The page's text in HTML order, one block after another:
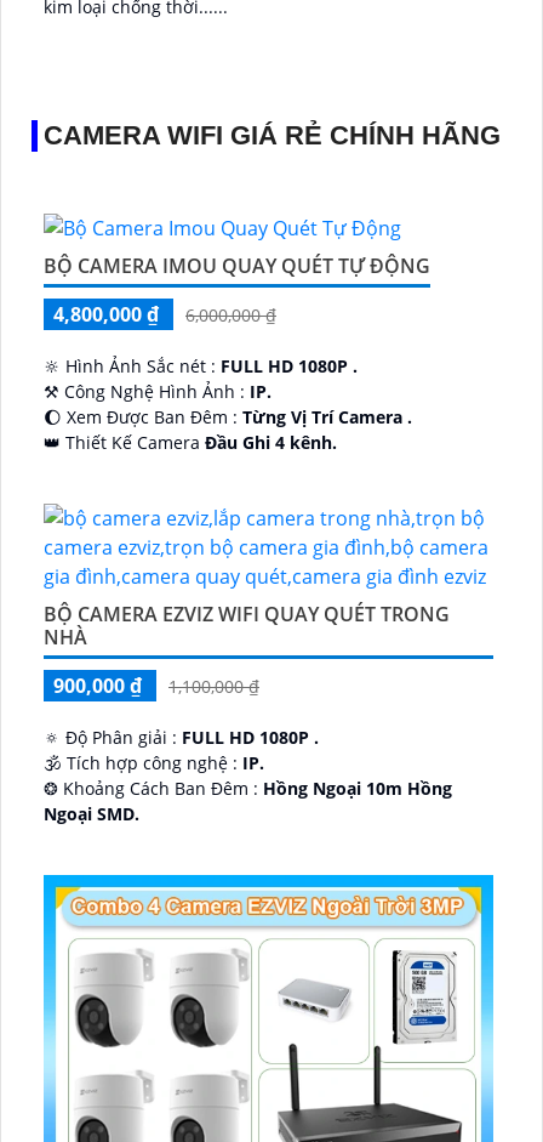
kim loại chống thời......
CAMERA WIFI GIÁ RẺ CHÍNH HÃNG
BỘ CAMERA IMOU QUAY QUÉT TỰ ĐỘNG
4,800,000 ₫
6,000,000 ₫
🔆 Hình Ảnh Sắc nét : FULL HD 1080P .
⚒ Công Nghệ Hình Ảnh : IP.
🌔 Xem Được Ban Đêm : Từng Vị Trí Camera .
👑 Thiết Kế Camera Đầu Ghi 4 kênh.
BỘ CAMERA EZVIZ WIFI QUAY QUÉT TRONG
NHÀ
900,000 ₫
1,100,000 ₫
🔅 Độ Phân giải : FULL HD 1080P .
🕉️ Tích hợp công nghệ : IP.
❂ Khoảng Cách Ban Đêm : Hồng Ngoại 10m Hồng
Ngoại SMD.